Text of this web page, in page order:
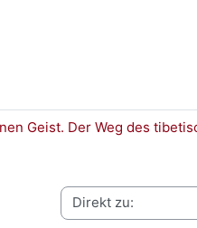
Geist. Der Weg des
Direkt zu: